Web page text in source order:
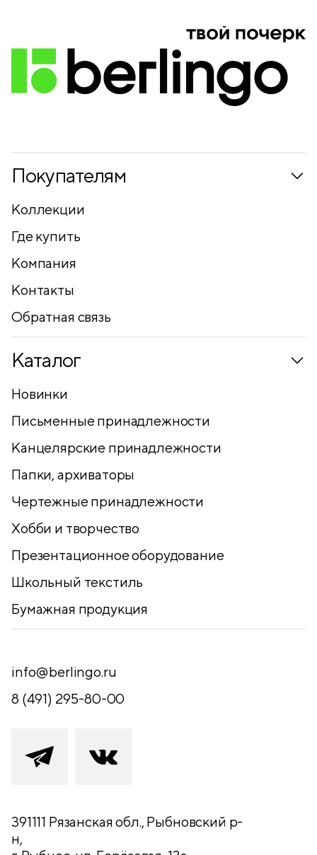
Покупателям
Коллекции
Где купить
Компания
Контакты
Обратная связь
Каталог
Новинки
Письменные принадлежности
Канцелярские принадлежности
Папки, архиваторы
Чертежные принадлежности
Хобби и творчество
Презентационное оборудование
Школьный текстиль
Бумажная продукция
info@berlingo.ru
8 (491) 295-80-00
391111 Рязанская обл., Рыбновский р-
н,